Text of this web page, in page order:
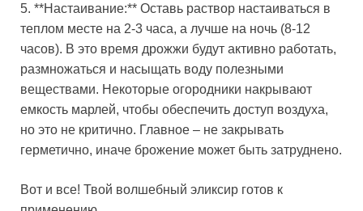
5. **Настаивание:** Оставь раствор настаиваться в
теплом месте на 2-3 часа, а лучше на ночь (8-12
часов). В это время дрожжи будут активно работать,
размножаться и насыщать воду полезными
веществами. Некоторые огородники накрывают
емкость марлей, чтобы обеспечить доступ воздуха,
но это не критично. Главное – не закрывать
герметично, иначе брожение может быть затруднено.
Вот и все! Твой волшебный эликсир готов к